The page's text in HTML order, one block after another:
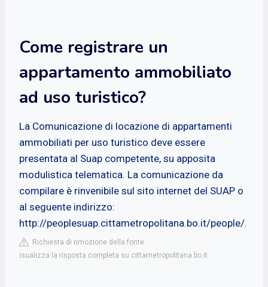
Come registrare un
appartamento ammobiliato
ad uso turistico?
La Comunicazione di locazione di appartamenti
ammobiliati per uso turistico deve essere
presentata al Suap competente, su apposita
modulistica telematica. La comunicazione da
compilare è rinvenibile sul sito internet del SUAP o
al seguente indirizzo:
http://peoplesuap.cittametropolitana.bo.it/people/.
Richiesta di rimozione della fonte
isualizza la risposta completa su cittametropolitana.bo.it